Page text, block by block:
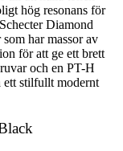
hög resonans för
Diamond
har massor av
för att ge ett brett
och en PT-H
ett stilfullt modernt